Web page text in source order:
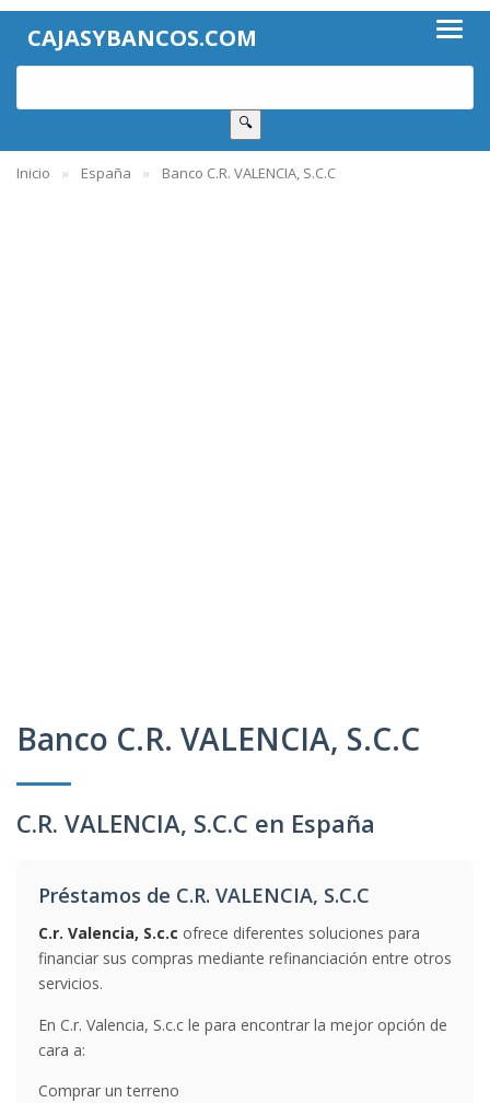
CAJASYBANCOS.COM
🔍
Inicio España Banco C.R. VALENCIA, S.C.C
Banco C.R. VALENCIA, S.C.C
C.R. VALENCIA, S.C.C en España
Préstamos de C.R. VALENCIA, S.C.C
C.r. Valencia, S.c.c ofrece diferentes soluciones para
financiar sus compras mediante refinanciación entre otros
servicios.
En C.r. Valencia, S.c.c le para encontrar la mejor opción de
cara a:
Comprar un terreno